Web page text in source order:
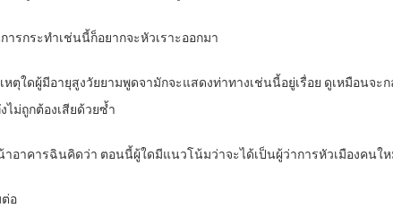
ารกระทำเช่นนี้ก็อยากจะหัวเราะออกมา
เหตุใดผู้มีอายุสูงวัยยามพูดจามักจะแสดงท่าทางเช่นนี้อยู่เรื่อย ดูเหมือ
ไม่ถูกต้องเสียด้วยซ้ำ
อาคารฉินคิดว่า ตอนนี้ผู้ใดมีแนวโน้มว่าจะได้เป็นผู้ว่าการหัวเมืองคนใ
อ